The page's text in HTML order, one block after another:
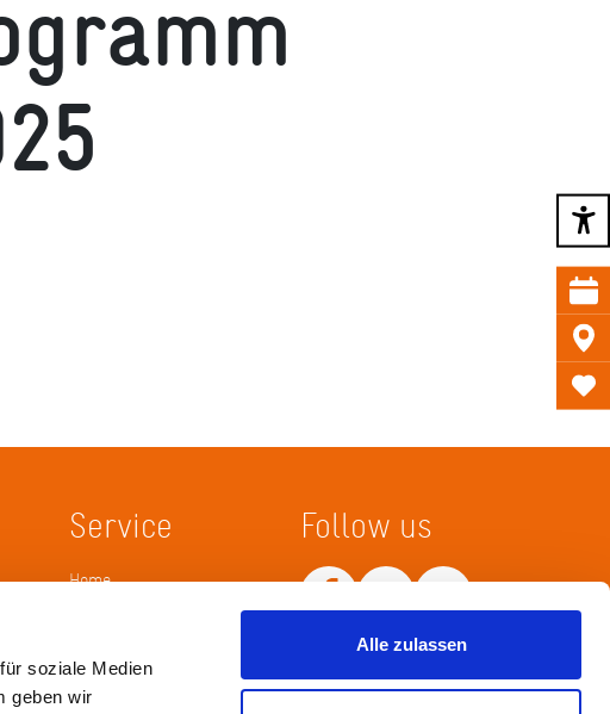
soziale Medien
geben wir
Alle zulassen
Service
Home
Follow us
Netiquette